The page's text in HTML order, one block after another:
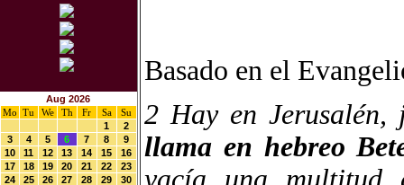
Aug 2026
Mo
Tu We Th Fr Sa
Su
1
2
3
4 5 6 7 8
9
10
11 12 13 14 15
16
17
18 19 20 21 22
23
24
25 26 27 28 29
30
Basado en el
2 Hay en
llama en hebreo